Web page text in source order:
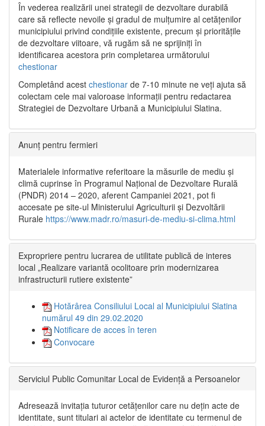
În vederea realizării unei strategii de dezvoltare durabilă
care să reflecte nevoile și gradul de mulțumire al cetățenilor
municipiului privind condițiile existente, precum și prioritățile
de dezvoltare viitoare, vă rugăm să ne sprijiniți în
identificarea acestora prin completarea următorului
chestionar
Completând acest chestionar de 7-10 minute ne veți ajuta să
colectam cele mai valoroase informații pentru redactarea
Strategiei de Dezvoltare Urbană a Municipiului Slatina.
Anunț pentru fermieri
Materialele informative referitoare la măsurile de mediu și
climă cuprinse în Programul Național de Dezvoltare Rurală
(PNDR) 2014 – 2020, aferent Campaniei 2021, pot fi
accesate pe site-ul Ministerului Agriculturii și Dezvoltării
Rurale https://www.madr.ro/masuri-de-mediu-si-clima.html
Expropriere pentru lucrarea de utilitate publică de interes
local „Realizare variantă ocolitoare prin modernizarea
infrastructurii rutiere existente”
Hotărârea Consiliului Local al Municipiului Slatina
numărul 49 din 29.02.2020
Notificare de acces în teren
Convocare
Serviciul Public Comunitar Local de Evidență a Persoanelor
Adresează invitația tuturor cetățenilor care nu dețin acte de
identitate, sunt titulari ai actelor de identitate cu termenul de